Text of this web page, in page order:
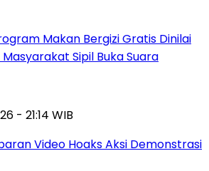
Makan Bergizi Gratis Dinilai
Masyarakat Sipil Buka Suara
- 21:14 WIB
Video Hoaks Aksi Demonstrasi